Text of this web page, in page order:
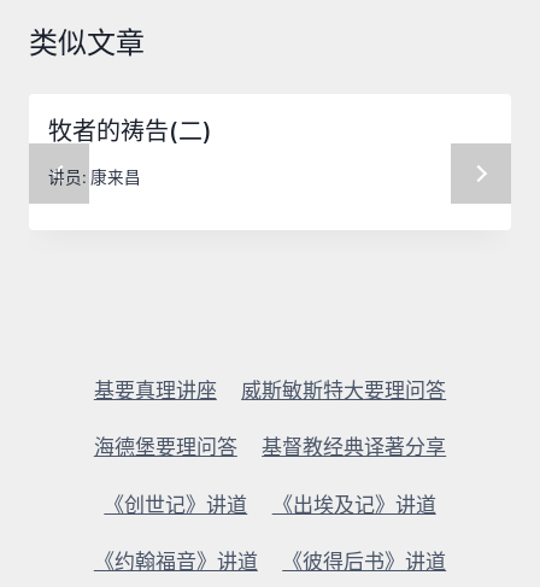
类似文章
牧者的祷告(二)
讲员: 康来昌
基要真理讲座 威斯敏斯特大要理问答
海德堡要理问答 基督教经典译著分享
《创世记》讲道 《出埃及记》讲道
《约翰福音》讲道 《彼得后书》讲道